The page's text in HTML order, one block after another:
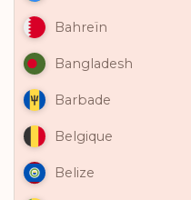
Bahreïn
Bangladesh
Barbade
Belgique
Belize